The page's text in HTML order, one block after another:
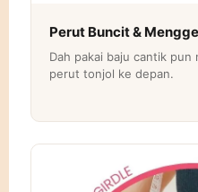
Perut Buncit &
Dah pakai baju cantik pun
perut tonjol ke depan.